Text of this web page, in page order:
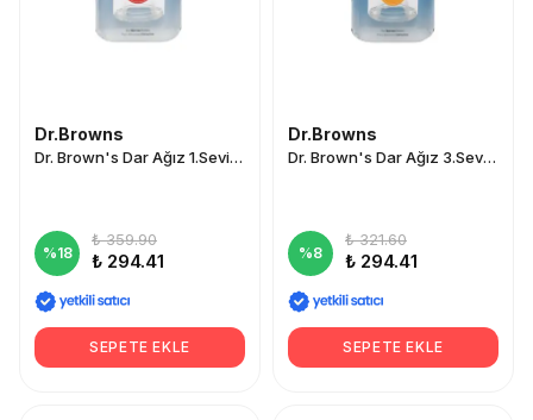
Dr.Browns
Dr. Brown's Dar Ağız 1.Seviye 0+ Silikon Biberon Emziği 2'li
%18
₺ 359.90
₺ 294.41
SEPETE EKLE
Dr.Browns
Dr. Brown's Dar Ağız 3.Seviye 6+ Silikon Biberon Emziği 2'li
%8
₺ 321.60
₺ 294.41
SEPETE EKLE